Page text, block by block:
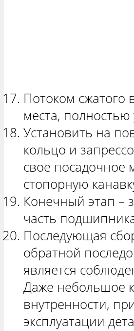
Потоком сжатого
места, полностью
Установить на
кольцо и
свое посадочное
стопорную
Конечный этап –
часть
Последующая
обратной
является
Даже небольшое
внутренности,
эксплуатации